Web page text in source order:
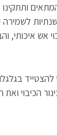
ותתקינו
לשמירה
אש איכותי,
הכיבוי ואת